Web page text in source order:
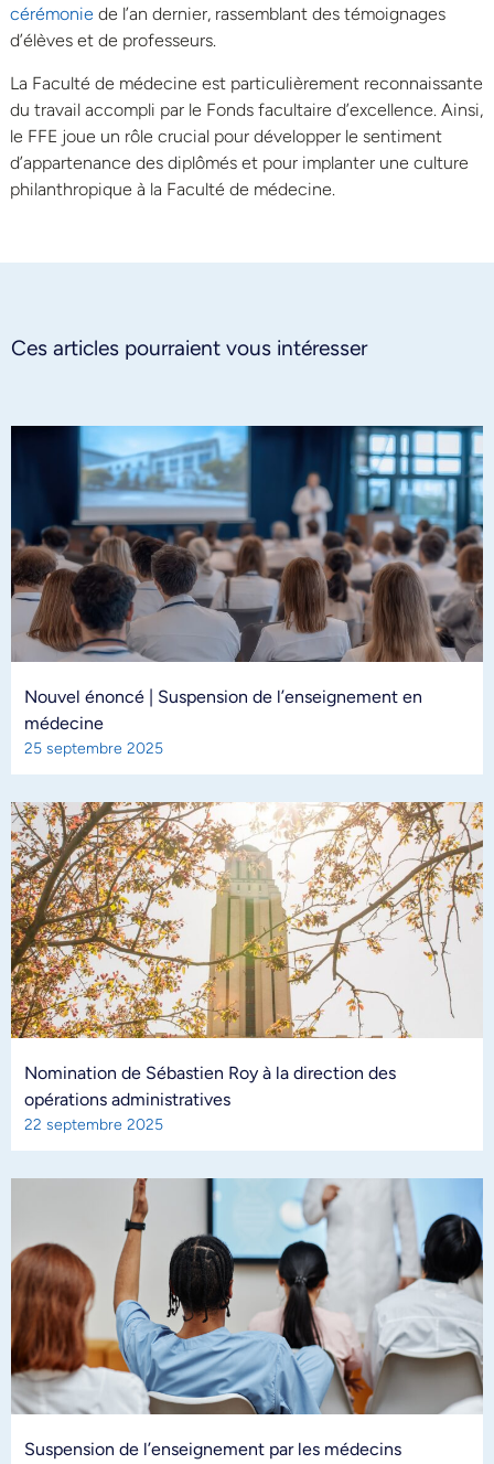
cérémonie de l’an dernier, rassemblant des témoignages
d’élèves et de professeurs.
La Faculté de médecine est particulièrement reconnaissante
du travail accompli par le Fonds facultaire d’excellence. Ainsi,
le FFE joue un rôle crucial pour développer le sentiment
d’appartenance des diplômés et pour implanter une culture
philanthropique à la Faculté de médecine.
Ces articles pourraient vous intéresser
Nouvel énoncé | Suspension de l’enseignement en
médecine
25 septembre 2025
Nomination de Sébastien Roy à la direction des
opérations administratives
22 septembre 2025
Suspension de l’enseignement par les médecins